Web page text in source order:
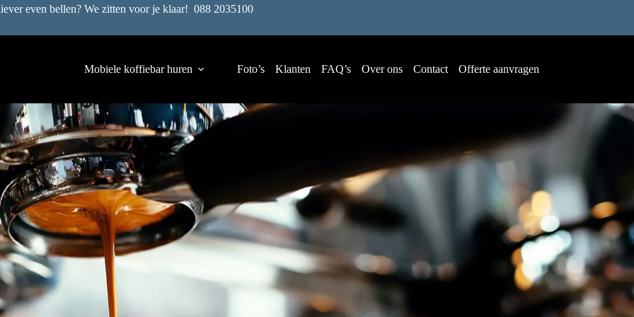
even bellen? We zitten voor je klaar! 088 2035100
Mobiele koffiebar huren Foto’s Klanten FAQ’s Over ons Contact Offerte aanvragen